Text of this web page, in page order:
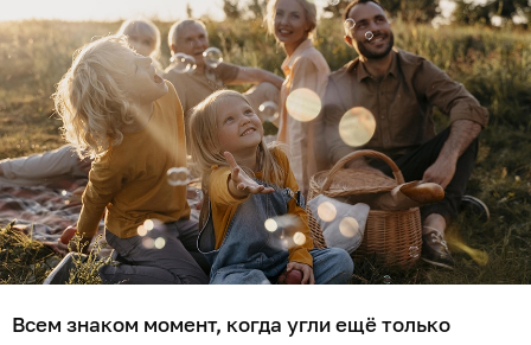
Всем знаком момент, когда угли ещё только